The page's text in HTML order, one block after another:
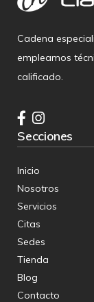
Cadena
empleamos
calificado.
Secciones
Inicio
Nosotros
Servicios
Citas
Sedes
Tienda
Blog
Contacto